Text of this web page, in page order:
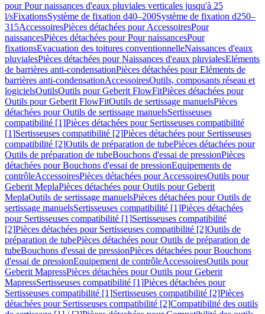
pour Pour naissances d'eaux pluviales verticales jusqu'à 25
l/sFixationsSystème de fixation d40–200Système de fixation d250–
315AccessoiresPièces détachées pour AccessoiresPour
naissancesPièces détachées pour Pour naissancesPour
fixationsEvacuation des toitures conventionnelleNaissances d'eaux
pluvialesPièces détachées pour Naissances d'eaux pluvialesEléments
de barrières anti-condensationPièces détachées pour Eléments de
barrières anti-condensationAccessoiresOutils, composants réseau et
logicielsOutilsOutils pour Geberit FlowFitPièces détachées pour
Outils pour Geberit FlowFitOutils de sertissage manuelsPièces
détachées pour Outils de sertissage manuelsSertisseuses
compatibilité [1]Pièces détachées pour Sertisseuses compatibilité
[1]Sertisseuses compatibilité [2]Pièces détachées pour Sertisseuses
compatibilité [2]Outils de préparation de tubePièces détachées pour
Outils de préparation de tubeBouchons d'essai de pressionPièces
détachées pour Bouchons d'essai de pressionEquipements de
contrôleAccessoiresPièces détachées pour AccessoiresOutils pour
Geberit MeplaPièces détachées pour Outils pour Geberit
MeplaOutils de sertissage manuelsPièces détachées pour Outils de
sertissage manuelsSertisseuses compatibilité [1]Pièces détachées
pour Sertisseuses compatibilité [1]Sertisseuses compatibilité
[2]Pièces détachées pour Sertisseuses compatibilité [2]Outils de
préparation de tubePièces détachées pour Outils de préparation de
tubeBouchons d'essai de pressionPièces détachées pour Bouchons
d'essai de pressionEquipement de contrôleAccessoiresOutils pour
Geberit MapressPièces détachées pour Outils pour Geberit
MapressSertisseuses compatibilité [1]Pièces détachées pour
Sertisseuses compatibilité [1]Sertisseuses compatibilité [2]Pièces
détachées pour Sertisseuses compatibilité [2]Compatibilité des outils